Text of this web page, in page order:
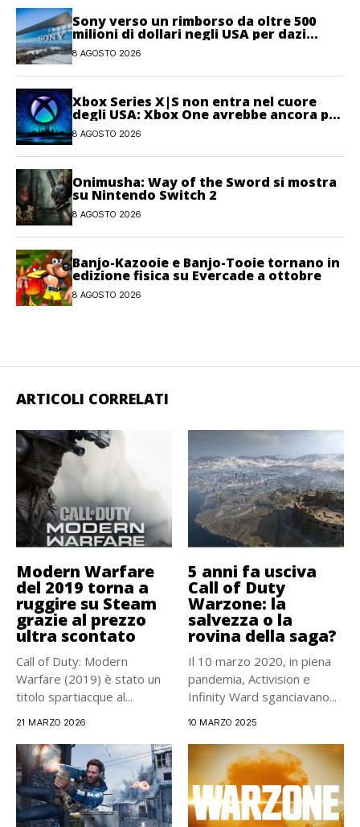
Sony verso un rimborso da oltre 500
milioni di dollari negli USA per dazi
illegittimi
8 AGOSTO 2026
Xbox Series X|S non entra nel cuore
degli USA: Xbox One avrebbe ancora più
giocatori attivi
8 AGOSTO 2026
Onimusha: Way of the Sword si mostra
su Nintendo Switch 2
8 AGOSTO 2026
Banjo-Kazooie e Banjo-Tooie tornano in
edizione fisica su Evercade a ottobre
8 AGOSTO 2026
ARTICOLI CORRELATI
Modern Warfare
del 2019 torna a
ruggire su Steam
grazie al prezzo
ultra scontato
Call of Duty: Modern
Warfare (2019) è stato un
titolo spartiacque al...
21 MARZO 2026
5 anni fa usciva
Call of Duty
Warzone: la
salvezza o la
rovina della saga?
Il 10 marzo 2020, in piena
pandemia, Activision e
Infinity Ward sganciavano...
10 MARZO 2025